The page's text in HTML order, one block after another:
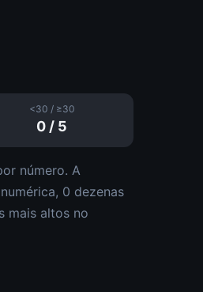
<30 / ≥30
0 / 5
número. A
0 dezenas
mais altos no